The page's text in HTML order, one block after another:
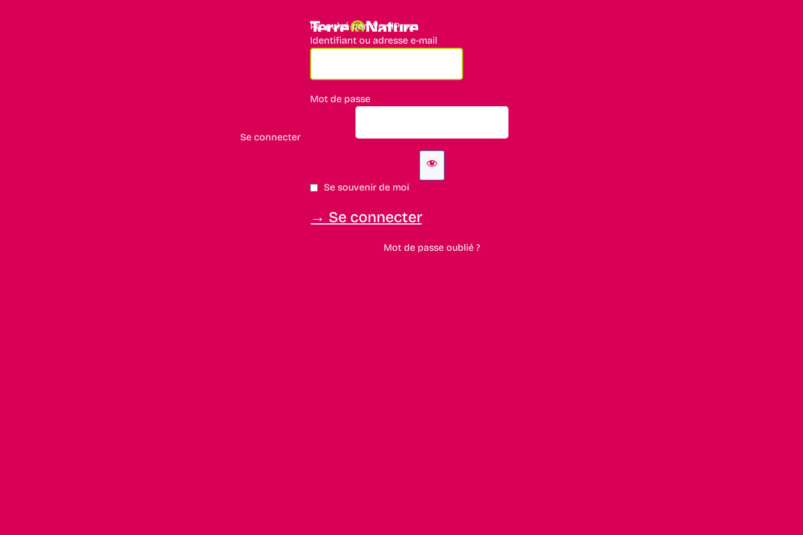
Se connecter
Propulsé par WordPress
Identifiant ou adresse e-mail
Mot de passe
Se souvenir de moi
Mot de passe oublié ?